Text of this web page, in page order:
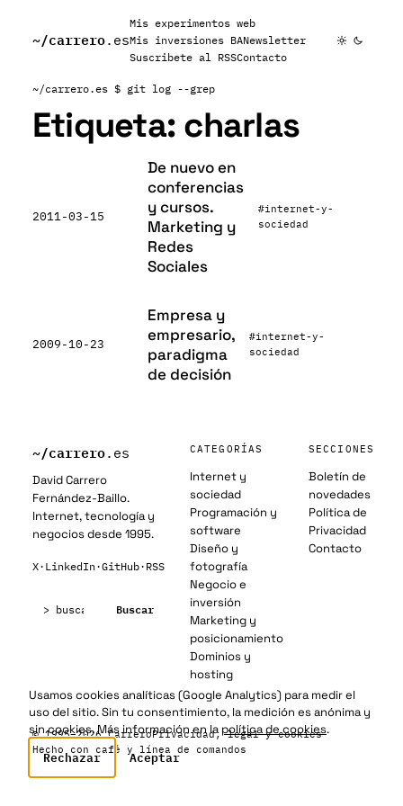
~/carrero.es
Mis experimentos web
Mis inversiones BANewsletter
Suscribete al RSSContacto
~/carrero.es $ git log --grep
Etiqueta: charlas
2011-03-15
De nuevo en
conferencias
y cursos.
Marketing y
Redes
Sociales
#internet-y-
sociedad
2009-10-23
Empresa y
empresario,
paradigma
de decisión
#internet-y-
sociedad
~/carrero.es
David Carrero
Fernández-Baillo.
Internet, tecnología y
negocios desde 1995.
X· LinkedIn·GitHub· RSS
Buscar
CATEGORÍAS
Internet y
sociedad
Programación y
software
Diseño y
fotografía
Negocio e
inversión
Marketing y
posicionamiento
Dominios y
hosting
SECCIONES
Boletín de
novedades
Política de
Privacidad
Contacto
© 1995–2026 CarreroPrivacidad, legal y cookies
Hecho con café y línea de comandos
Usamos cookies analíticas (Google Analytics) para medir el
uso del sitio. Sin tu consentimiento, la medición es anónima y
sin cookies. Más información en lapolítica de cookies.
Rechazar Aceptar